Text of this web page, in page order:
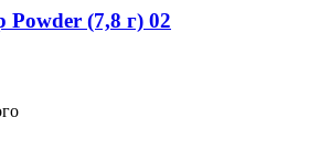
(7,8 г) 02